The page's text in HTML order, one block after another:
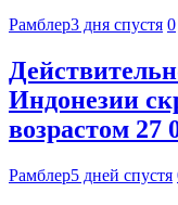
Рамблер3 дня спустя 0
Индонезии
возрастом 27
Рамблер5 дней спустя